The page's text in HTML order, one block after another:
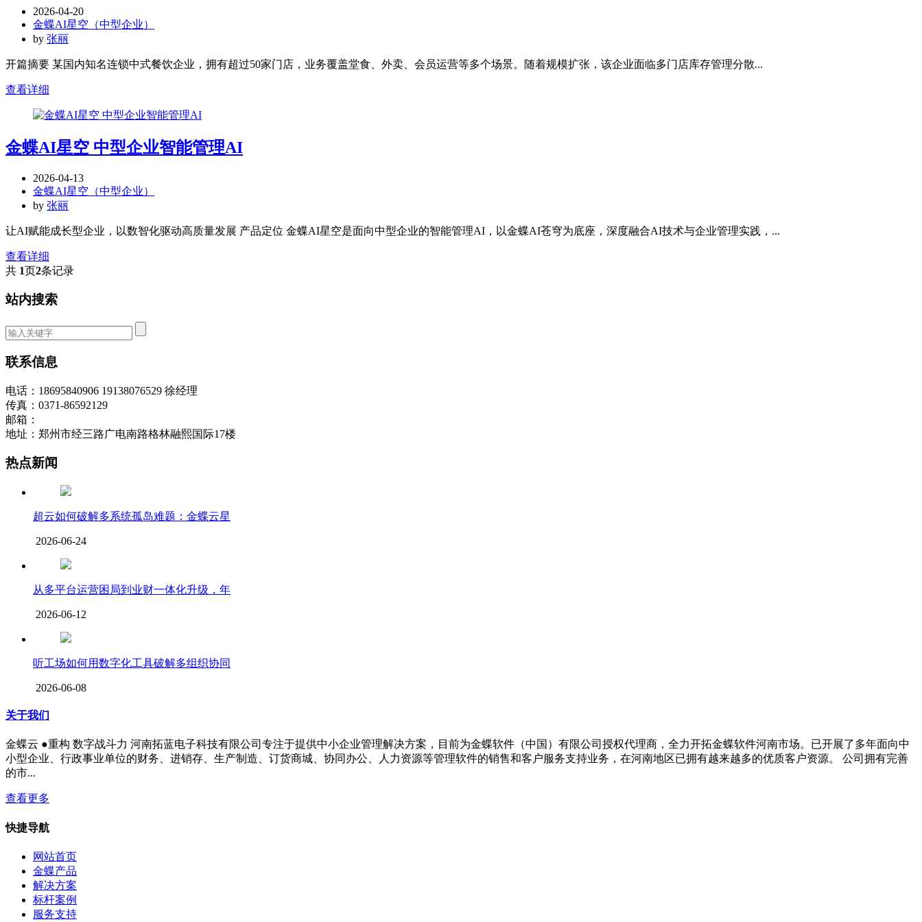
2026-04-20
金蝶AI星空（中型企业）
by 张丽
开篇摘要 某国内知名连锁中式餐饮企业，拥有超过50家门店，业务覆盖堂食、外卖、会员运营等多个场景。随着规模扩张，该企业面临多门店库存管理分散...
查看详细
金蝶AI星空 中型企业智能管理AI
2026-04-13
金蝶AI星空（中型企业）
by 张丽
让AI赋能成长型企业，以数智化驱动高质量发展 产品定位 金蝶AI星空是面向中型企业的智能管理AI，以金蝶AI苍穹为底座，深度融合AI技术与企业管理实践，...
查看详细
共 1页2条记录
站内搜索
联系信息
电话：18695840906 19138076529 徐经理
传真：0371-86592129
邮箱：
地址：郑州市经三路广电南路格林融熙国际17楼
热点新闻
超云如何破解多系统孤岛难题：金蝶云星
2026-06-24
从多平台运营困局到业财一体化升级，年
2026-06-12
听工场如何用数字化工具破解多组织协同
2026-06-08
关于我们
金蝶云 ●重构 数字战斗力 河南拓蓝电子科技有限公司专注于提供中小企业管理解决方案，目前为金蝶软件（中国）有限公司授权代理商，全力开拓金蝶软件河南市场。已开展了多年面向中
小型企业、行政事业单位的财务、进销存、生产制造、订货商城、协同办公、人力资源等管理软件的销售和客户服务支持业务，在河南地区已拥有越来越多的优质客户资源。 公司拥有完善
的市...
查看更多
快捷导航
网站首页
金蝶产品
解决方案
标杆案例
服务支持